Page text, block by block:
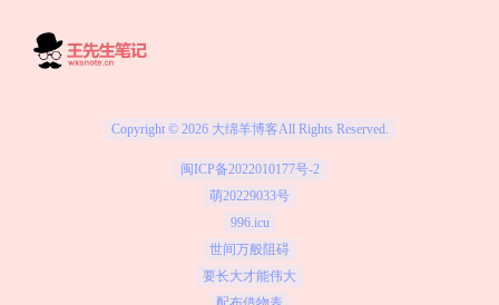
Copyright © 2026大绵羊博客All Rights Reserved.
闽ICP备2022010177号-2
萌20229033号
996.icu
世间万般阻碍
要长大才能伟大